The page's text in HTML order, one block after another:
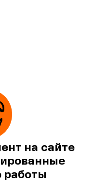
на сайте
работы